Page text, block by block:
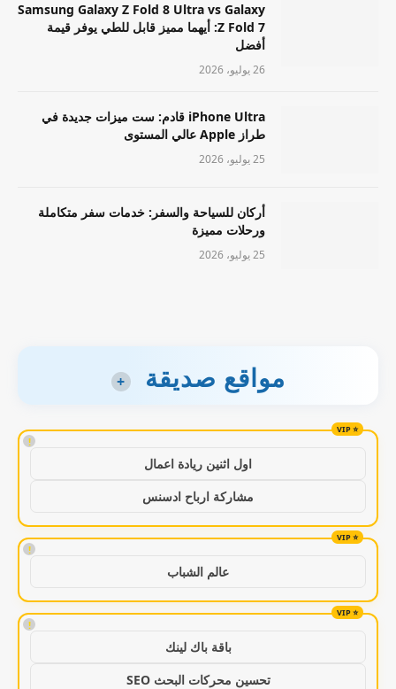
Samsung Galaxy Z Fold 8 Ultra vs Galaxy
Z Fold 7: أيهما مميز قابل للطي يوفر قيمة
أفضل
26 يوليو، 2026
iPhone Ultra قادم: ست ميزات جديدة في
طراز Apple عالي المستوى
25 يوليو، 2026
أركان للسياحة والسفر: خدمات سفر متكاملة
ورحلات مميزة
25 يوليو، 2026
مواقع صديقة +
!
اول اثنين ريادة اعمال
مشاركة ارباح ادسنس
!
عالم الشباب
!
باقة باك لينك
تحسين محركات البحث SEO